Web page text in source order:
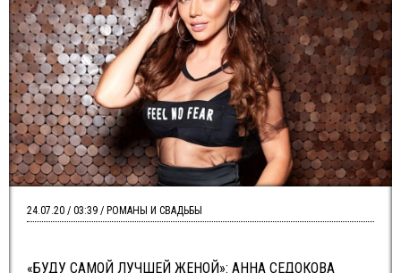
«БУДУ САМОЙ ЛУЧШЕЙ ЖЕНОЙ»: АННА СЕДОКОВА
24.07.20 / 03:39 / РОМАНЫ И СВАДЬБЫ